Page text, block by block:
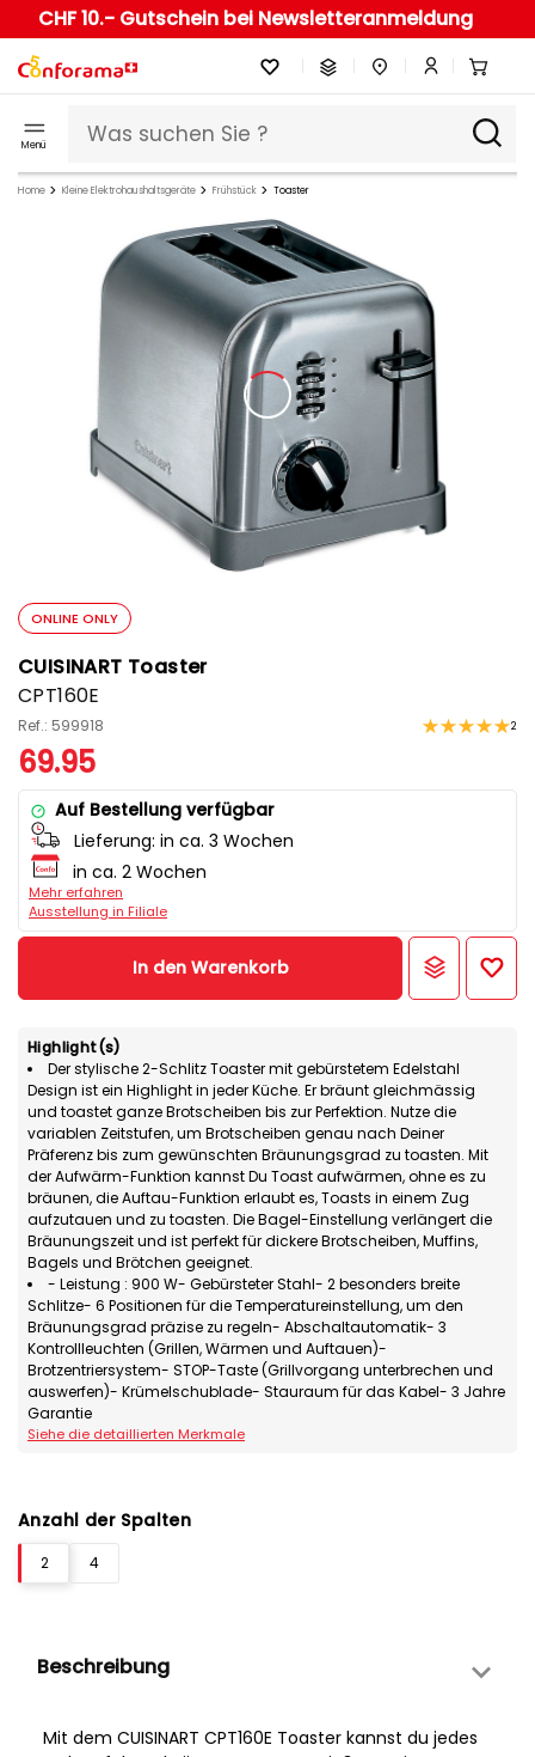
CHF 10.- Gutschein bei Newsletteranmeldung
Menü
Home Kleine Elektrohaushaltsgeräte Frühstück Toaster
ONLINE ONLY
CUISINART Toaster
CPT160E
Ref.: 599918 2
69.95
Auf Bestellung verfügbar
Lieferung: in ca. 3 Wochen
in ca. 2 Wochen
Mehr erfahren
Ausstellung in Filiale
In den Warenkorb
Highlight(s)
Der stylische 2-Schlitz Toaster mit gebürstetem Edelstahl
Design ist ein Highlight in jeder Küche. Er bräunt gleichmässig
und toastet ganze Brotscheiben bis zur Perfektion. Nutze die
variablen Zeitstufen, um Brotscheiben genau nach Deiner
Präferenz bis zum gewünschten Bräunungsgrad zu toasten. Mit
der Aufwärm-Funktion kannst Du Toast aufwärmen, ohne es zu
bräunen, die Auftau-Funktion erlaubt es, Toasts in einem Zug
aufzutauen und zu toasten. Die Bagel-Einstellung verlängert die
Bräunungszeit und ist perfekt für dickere Brotscheiben, Muffins,
Bagels und Brötchen geeignet.
- Leistung : 900 W- Gebürsteter Stahl- 2 besonders breite
Schlitze- 6 Positionen für die Temperatureinstellung, um den
Bräunungsgrad präzise zu regeln- Abschaltautomatik- 3
Kontrollleuchten (Grillen, Wärmen und Auftauen)-
Brotzentriersystem- STOP-Taste (Grillvorgang unterbrechen und
auswerfen)- Krümelschublade- Stauraum für das Kabel- 3 Jahre
Garantie
Siehe die detaillierten Merkmale
Anzahl der Spalten
2 4
Beschreibung
Mit dem CUISINART CPT160E Toaster kannst du jedes